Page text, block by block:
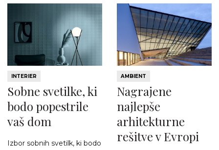
INTERIER
Sobne svetilke, ki
bodo popestrile
vaš dom
Izbor sobnih svetilk, ki bodo
AMBIENT
Nagrajene
najlepše
arhitekturne
rešitve v Evropi